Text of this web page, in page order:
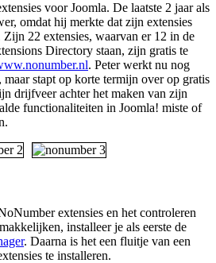
voor Joomla. De laatste 2 jaar als
omdat hij merkte dat zijn extensies
22 extensies, waarvan er 12 in de
Directory staan, zijn gratis te
. Peter werkt nu nog
stapt op korte termijn over op gratis
drijfveer achter het maken van zijn
functionaliteiten in Joomla! miste of
extensies en het controleren
installeer je als eerste de
. Daarna is het een fluitje van een
te installeren.